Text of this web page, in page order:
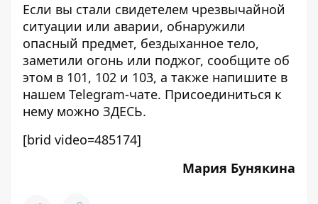
Если вы стали свидетелем чрезвычайной
ситуации или аварии, обнаружили
опасный предмет, бездыханное тело,
заметили огонь или поджог, сообщите об
этом в 101, 102 и 103, а также напишите в
нашем Telegram-чате. Присоединиться к
нему можно ЗДЕСЬ.
[brid video=485174]
Мария Бунякина